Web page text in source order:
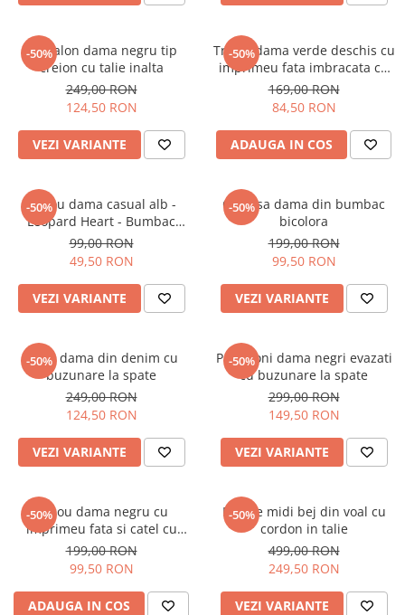
-50%
Pantalon dama negru tip
creion cu talie inalta
249,00 RON
124,50 RON
VEZI VARIANTE
-50%
Tricou dama verde deschis cu
imprimeu fata imbracata cu
alb si inghetata in mana
169,00 RON
84,50 RON
ADAUGA IN COS
-50%
Tricou dama casual alb -
Leopard Heart - Bumbac
Organic
99,00 RON
49,50 RON
VEZI VARIANTE
-50%
Camasa dama din bumbac
bicolora
199,00 RON
99,50 RON
VEZI VARIANTE
-50%
Blugi dama din denim cu
buzunare la spate
249,00 RON
124,50 RON
VEZI VARIANTE
-50%
Pantaloni dama negri evazati
cu buzunare la spate
299,00 RON
149,50 RON
VEZI VARIANTE
-50%
Tricou dama negru cu
imprimeu fata si catel cu
ochelari
199,00 RON
99,50 RON
ADAUGA IN COS
-50%
Rochie midi bej din voal cu
cordon in talie
499,00 RON
249,50 RON
VEZI VARIANTE